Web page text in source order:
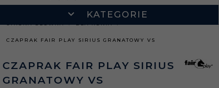
KATEGORIE
STRONA GŁÓWNA DLA KONIA
CZAPRAK FAIR PLAY SIRIUS GRANATOWY VS
CZAPRAK FAIR PLAY SIRIUS
GRANATOWY VS